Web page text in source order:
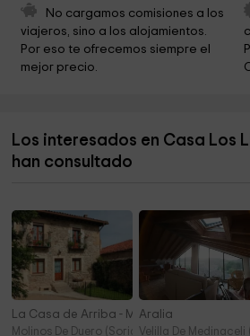
Iglesia Virgen del Almuerzo
Iglesia de San Juan Bautista
Cementerio de Aldehuela de Periáñez
Ayuntamiento de Ausejo de la Sierra
No cargamos comisiones a los
viajeros, sino a los alojamientos.
Por eso te ofrecemos siempre el
mejor precio.
Los interesados en Casa Los
han consultado
La Casa de Arriba - Molinos de Duero
Molinos De Duero (Soria)
Aralia
Velilla De Medinaceli